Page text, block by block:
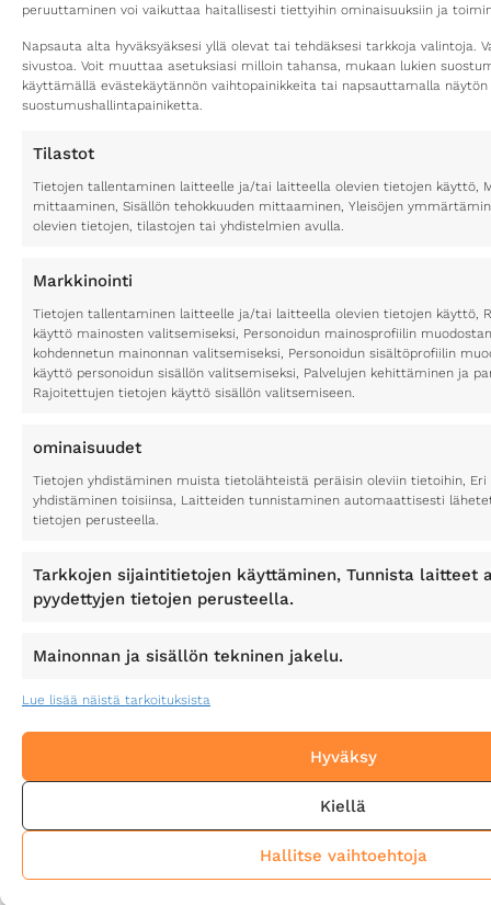
peruuttaminen voi vaikuttaa haitallisesti tiettyihin ominaisuuksiin ja
Napsauta alta hyväksyäksesi yllä olevat tai tehdäksesi tarkkoja valintoja.
sivustoa. Voit muuttaa asetuksiasi milloin tahansa, mukaan lukien
käyttämällä evästekäytännön vaihtopainikkeita tai napsauttamalla näytön
suostumushallintapainiketta.
Tilastot
Tietojen tallentaminen laitteelle ja/tai laitteella olevien tietojen käyttö,
mittaaminen, Sisällön tehokkuuden mittaaminen, Yleisöjen
olevien tietojen, tilastojen tai yhdistelmien avulla.
Markkinointi
Tietojen tallentaminen laitteelle ja/tai laitteella olevien tietojen käyttö,
käyttö mainosten valitsemiseksi, Personoidun mainosprofiilin
kohdennetun mainonnan valitsemiseksi, Personoidun sisältöprofiilin
käyttö personoidun sisällön valitsemiseksi, Palvelujen kehittäminen ja
Rajoitettujen tietojen käyttö sisällön valitsemiseen.
ominaisuudet
Tietojen yhdistäminen muista tietolähteistä peräisin oleviin tietoihin,
yhdistäminen toisiinsa, Laitteiden tunnistaminen automaattisesti
tietojen perusteella.
Tarkkojen sijaintitietojen käyttäminen, Tunnista laitteet
pyydettyjen tietojen perusteella.
Mainonnan ja sisällön tekninen jakelu.
Lue lisää näistä tarkoituksista
Hyväksy
Kiellä
Hallitse vaihtoehtoja